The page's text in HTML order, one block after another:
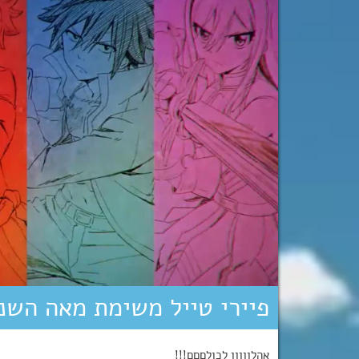
פיירי טייל משימת מאה
אהלןןןןן לכולםםם!!!